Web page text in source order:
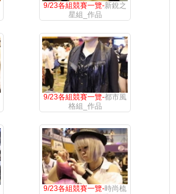
9/23各組競賽一覽-新銳之
星組_作品
9/23各組競賽一覽-都市風
格組_作品
9/23各組競賽一覽-時尚梳